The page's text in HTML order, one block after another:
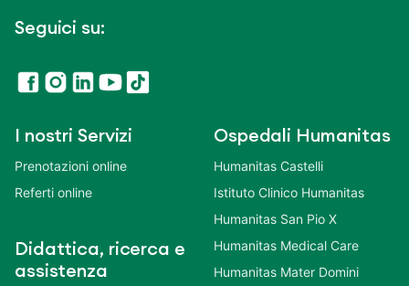
Seguici su:
I nostri Servizi
Prenotazioni online
Referti online
Didattica, ricerca e
assistenza
Ospedali Humanitas
Humanitas Castelli
Istituto Clinico Humanitas
Humanitas San Pio X
Humanitas Medical Care
Humanitas Mater Domini